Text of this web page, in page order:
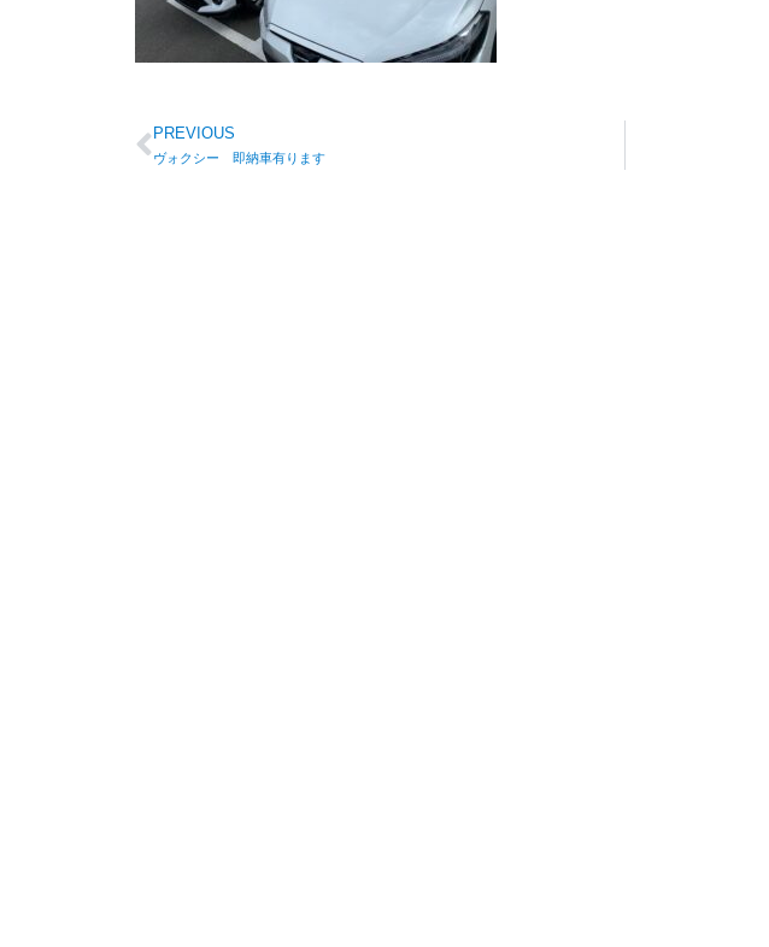
PREVIOUS
ヴォクシー 即納車有ります